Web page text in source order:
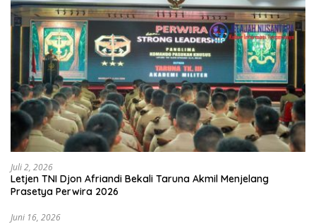
Juli 2, 2026
Letjen TNI Djon Afriandi Bekali Taruna Akmil Menjelang
Prasetya Perwira 2026
Juni 16, 2026